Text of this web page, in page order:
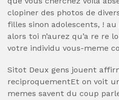
clopiner des photos de
filles sinon adolescents, !
alors toi n’aurez qu’a re re
votre individu vous-meme
Sitot Deux gens jouent
reciproquementEt on voit
memes savent du coup